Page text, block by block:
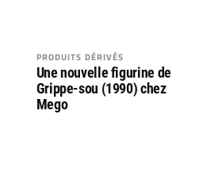
PRODUITS DÉRIVÉS
Une nouvelle figurine de
Grippe-sou (1990) chez
Mego